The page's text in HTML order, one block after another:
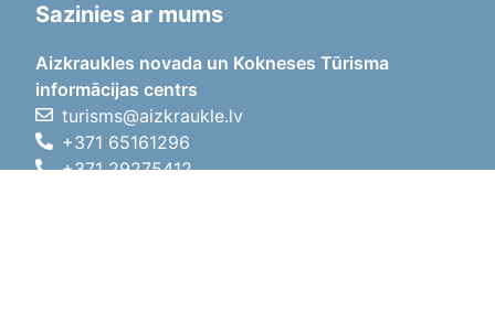
Sazinies ar mums
Aizkraukles novada un Kokneses Tūrisma
informācijas centrs
turisms@aizkraukle.lv
+371 65161296
+371 29275412